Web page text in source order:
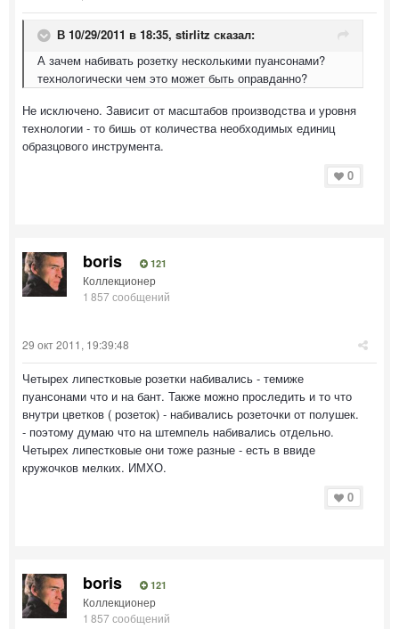
В 10/29/2011 в 18:35, stirlitz сказал:
А зачем набивать розетку несколькими пуансонами?
технологически чем это может быть оправданно?
Не исключено. Зависит от масштабов производства и уровня
технологии - то бишь от количества необходимых единиц
образцового инструмента.
0
boris 121
Коллекционер
1 857 сообщений
29 окт 2011, 19:39:48
Четырех липестковые розетки набивались - темиже
пуансонами что и на бант. Также можно проследить и то что
внутри цветков ( розеток) - набивались розеточки от полушек.
- поэтому думаю что на штемпель набивались отдельно.
Четырех липестковые они тоже разные - есть в ввиде
кружочков мелких. ИМХО.
0
boris 121
Коллекционер
1 857 сообщений